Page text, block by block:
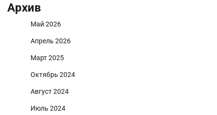
Архив
Май 2026
Апрель 2026
Март 2025
Октябрь 2024
Август 2024
Июль 2024